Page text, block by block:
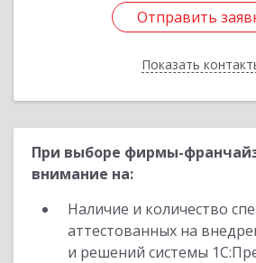
Отправить
Показать
Отправить
Назад
При выборе фирмы-
внимание на:
Наличие и количество
аттестованных на
и решений системы